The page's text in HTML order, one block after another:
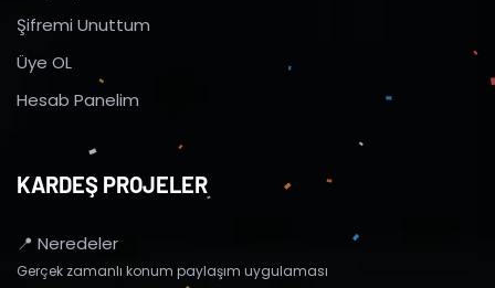
Şifremi Unuttum
Üye OL
Hesab Panelim
KARDEŞ PROJELER
📍 Neredeler
Gerçek zamanlı konum paylaşım uygulaması